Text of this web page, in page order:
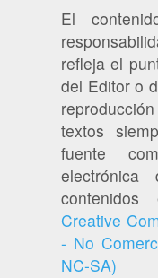
El
refleja el
del Editor o
textos
fuente
Creative
- No
NC-SA)